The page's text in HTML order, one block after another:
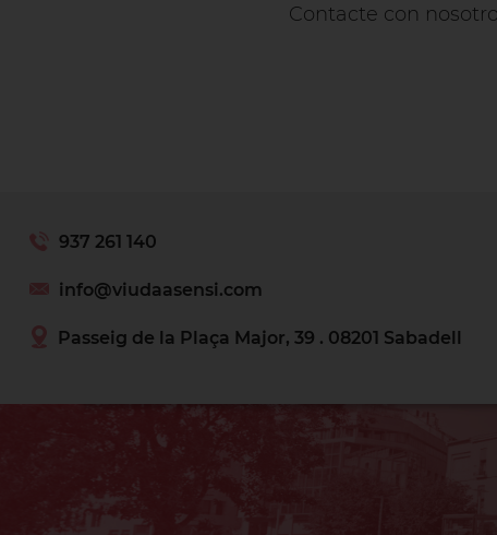
Contacte con
937 261 140
info@viudaasensi.com
Passeig de la Plaça Major, 39 . 08201 Sabadell